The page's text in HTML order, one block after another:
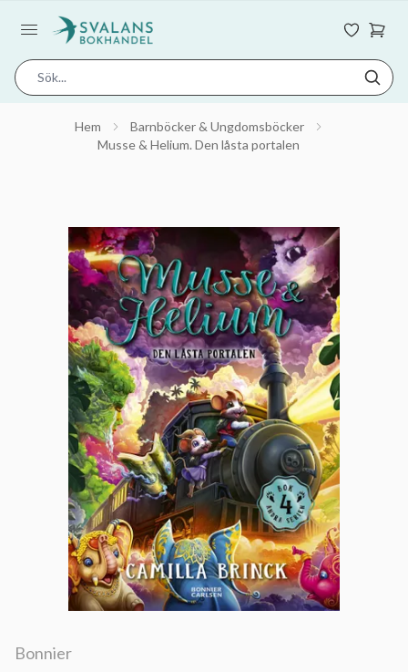
Hem
Barnböcker & Ungdomsböcker
Musse & Helium. Den låsta portalen
Bonnier